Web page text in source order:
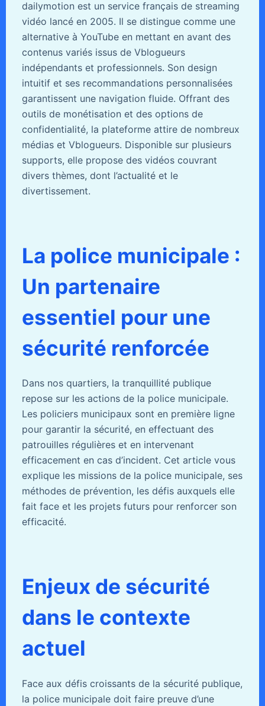
dailymotion est un service français de streaming
vidéo lancé en 2005. Il se distingue comme une
alternative à YouTube en mettant en avant des
contenus variés issus de Vblogueurs
indépendants et professionnels. Son design
intuitif et ses recommandations personnalisées
garantissent une navigation fluide. Offrant des
outils de monétisation et des options de
confidentialité, la plateforme attire de nombreux
médias et Vblogueurs. Disponible sur plusieurs
supports, elle propose des vidéos couvrant
divers thèmes, dont l’actualité et le
divertissement.
La police municipale :
Un partenaire
essentiel pour une
sécurité renforcée
Dans nos quartiers, la tranquillité publique
repose sur les actions de la police municipale.
Les policiers municipaux sont en première ligne
pour garantir la sécurité, en effectuant des
patrouilles régulières et en intervenant
efficacement en cas d’incident. Cet article vous
explique les missions de la police municipale, ses
méthodes de prévention, les défis auxquels elle
fait face et les projets futurs pour renforcer son
efficacité.
Enjeux de sécurité
dans le contexte
actuel
Face aux défis croissants de la sécurité publique,
la police municipale doit faire preuve d’une